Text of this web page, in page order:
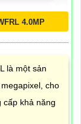
4.0MP
là một sản
cho
cấp khả năng